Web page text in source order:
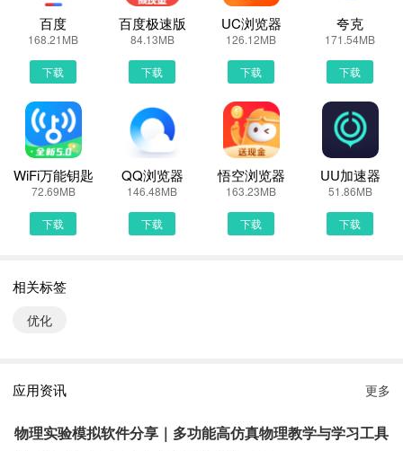
第二步：
打开UC浏览器或者自带浏览器，我们在地址栏上直接输入最新安兔
兔评测 3D Lite 版下载安装或者最新安兔兔评测 3D Lite 版APP下
载。然后点击搜索，我们可以看到搜索结果罗列出来，里面都是有安
兔兔评测 3D Lite 版下载的相关信息下载网站，当然推荐大家选择
PP助手、豌豆荚这类比较知名的网站下载更加安全可靠
第三步：
选择进入其中一个安兔兔评测 3D Lite 版APP下载的网页，我们可以
看到网站头部提供了安兔兔评测 3D Lite 版的下载链接，有安全下载
和普通下载，能选择安全的最好还是选择安全下载
路径根据个人喜爱可改可不改，这边小编选择默认路径。单击确定，
可以看到文件就已经开始下载了，我们等待他下载安装完即可 第五
11.1.4，点击安兔兔评测 3D Lite 版APP图标进入欢迎页就可以开始
百度
168.21MB
下载
百度极速版
84.13MB
下载
UC浏览器
126.12MB
下载
夸克
171.54MB
下载
WiFi万能钥匙
72.69MB
下载
QQ浏览器
146.48MB
下载
悟空浏览器
163.23MB
下载
UU加速器
51.86MB
下载
相关标签
优化
应用资讯 更多
物理实验模拟软件分享｜多功能高仿真物理教学与学习工具